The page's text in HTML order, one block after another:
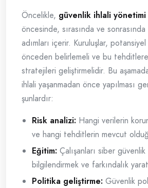
Öncelikle, güvenlik ihlali yönetimi
öncesinde, sırasında ve
adımları içerir. Kuruluşlar,
önceden belirlemeli ve bu tehditlere
stratejileri geliştirmelidir. Bu
ihlali yaşanmadan önce yapılması
şunlardır:
Risk analizi: Hangi verilerin
ve hangi tehditlerin mevcut
Eğitim: Çalışanları siber
bilgilendirmek ve farkındalık
Politika geliştirme: Güvenlik